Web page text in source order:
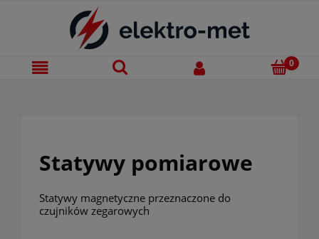
Statywy pomiarowe
Statywy magnetyczne przeznaczone do
czujników zegarowych